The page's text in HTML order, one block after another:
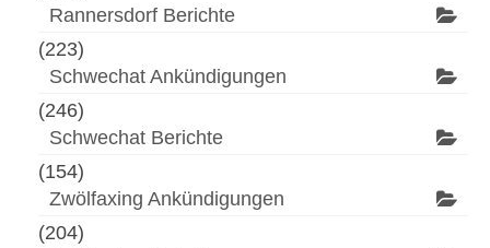
Rannersdorf Berichte
(223)
Schwechat Ankündigungen
(246)
Schwechat Berichte
(154)
Zwölfaxing Ankündigungen
(204)